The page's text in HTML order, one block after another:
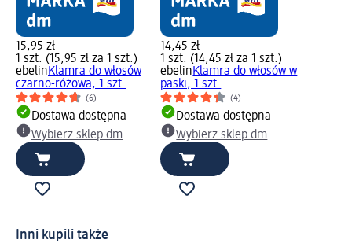
15,95 zł
1 szt. (15,95 zł za 1 szt.)
ebelinKlamra do włosów
czarno-różowa, 1 szt.
(6)
Dostawa dostępna
Wybierz sklep dm
14,45 zł
1 szt. (14,45 zł za 1 szt.)
ebelinKlamra do włosów w
paski, 1 szt.
(4)
Dostawa dostępna
Wybierz sklep dm
Inni kupili także